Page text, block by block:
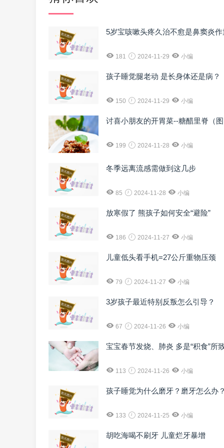
5岁宝咳嗽头疼久治不愈是鼻窦炎作
181 2024-11-29 小编
孩子睡觉腿老动 是长身体还是病？
150 2024-11-29 小编
讨喜小朋友的开胃菜--糖醋里脊（
199 2024-11-28 小编
冬季远离流感需做到这几步
85 2024-11-28 小编
放寒假了 熊孩子如何安全“避险”
186 2024-11-27 小编
儿童低头看手机=27公斤重物压颈
79 2024-11-27 小编
3岁孩子最近特别反叛怎么引导？
67 2024-11-26 小编
宝宝春节发烧、肺炎 多是“积食”所
113 2024-11-26 小编
孩子睡觉为什么磨牙？磨牙怎么办
133 2024-11-25 小编
胡吃海喝不刷牙 儿童烂牙暴增